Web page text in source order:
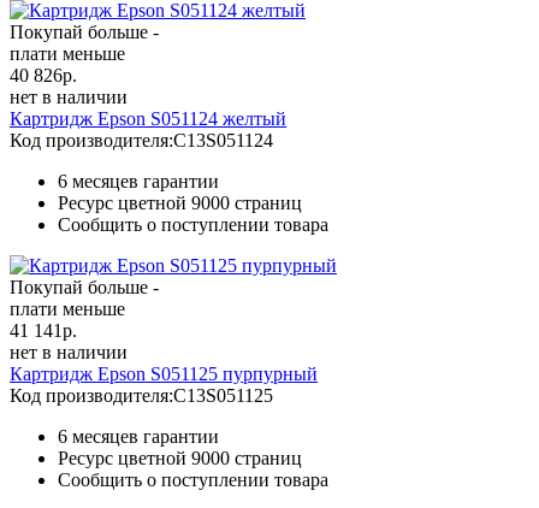
Покупай больше -
плати меньше
40 826р.
нет в наличии
Картридж Epson S051124 желтый
Код производителя:C13S051124
6 месяцев гарантии
Ресурс цветной 9000 страниц
Сообщить о поступлении товара
Покупай больше -
плати меньше
41 141р.
нет в наличии
Картридж Epson S051125 пурпурный
Код производителя:C13S051125
6 месяцев гарантии
Ресурс цветной 9000 страниц
Сообщить о поступлении товара